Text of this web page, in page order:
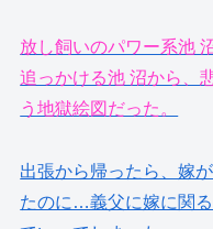
放し飼いのパワー系池
追っかける池 沼から、
う地獄絵図だった。
出張から帰ったら、嫁
たのに…義父に嫁に関